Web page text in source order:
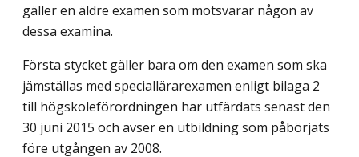
gäller en äldre examen som motsvarar någon av
dessa examina.
Första stycket gäller bara om den examen som ska
jämställas med speciallärarexamen enligt bilaga 2
till högskoleförordningen har utfärdats senast den
30 juni 2015 och avser en utbildning som påbörjats
före utgången av 2008.